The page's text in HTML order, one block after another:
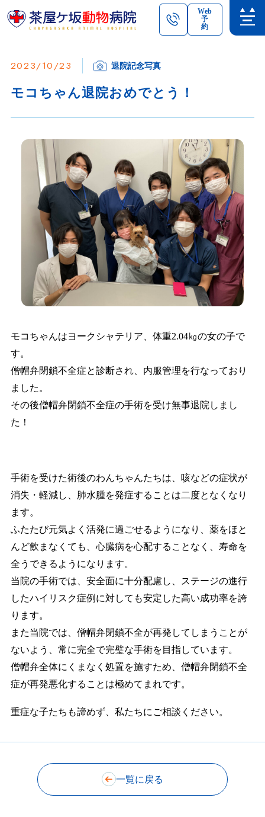
Web
予
約
2023/10/23 退院記念写真
モコちゃん退院おめでとう！
モコちゃんはヨークシャテリア、体重2.04㎏の女の子で
す。
僧帽弁閉鎖不全症と診断され、内服管理を行なっており
ました。
その後僧帽弁閉鎖不全症の手術を受け無事退院しまし
た！
手術を受けた術後のわんちゃんたちは、咳などの症状が
消失・軽減し、肺水腫を発症することは二度となくなり
ます。
ふたたび元気よく活発に過ごせるようになり、薬をほと
んど飲まなくても、心臓病を心配することなく、寿命を
全うできるようになります。
当院の手術では、安全面に十分配慮し、ステージの進行
したハイリスク症例に対しても安定した高い成功率を誇
ります。
また当院では、僧帽弁閉鎖不全が再発してしまうことが
ないよう、常に完全で完璧な手術を目指しています。
僧帽弁全体にくまなく処置を施すため、僧帽弁閉鎖不全
症が再発悪化することは極めてまれです。
重症な子たちも諦めず、私たちにご相談ください。
一覧に戻る